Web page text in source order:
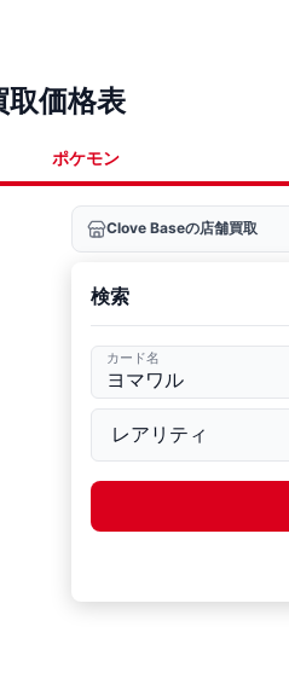
価格表
ポケモン
Clove Baseの店舗買取
検索
カード名